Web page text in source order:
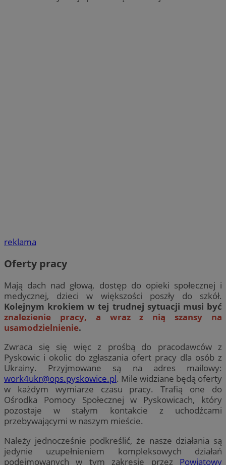
reklama
Oferty pracy
Mają dach nad głową, dostęp do opieki społecznej i
medycznej, dzieci w większości poszły do szkół.
Kolejnym krokiem w tej trudnej sytuacji musi być
znalezienie pracy, a wraz z nią szansy na
usamodzielnienie.
Zwraca się się więc z prośbą do pracodawców z
Pyskowic i okolic do zgłaszania ofert pracy dla osób z
Ukrainy. Przyjmowane są na adres mailowy:
work4ukr@ops.pyskowice.pl. Mile widziane będą oferty
w każdym wymiarze czasu pracy. Trafią one do
Ośrodka Pomocy Społecznej w Pyskowicach, który
pozostaje w stałym kontakcie z uchodźcami
przebywającymi w naszym mieście.
Należy jednocześnie podkreślić, że nasze działania są
jedynie uzupełnieniem kompleksowych działań
podejmowanych w tym zakresie przez Powiatowy